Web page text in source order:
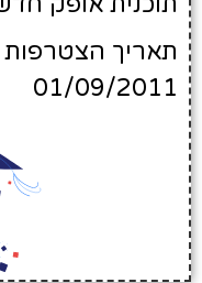
תאריך
01/09/2011